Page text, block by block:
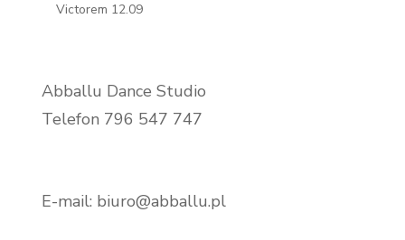
Victorem 12.09
Abballu Dance Studio
Telefon 796 547 747
E-mail: biuro@abballu.pl